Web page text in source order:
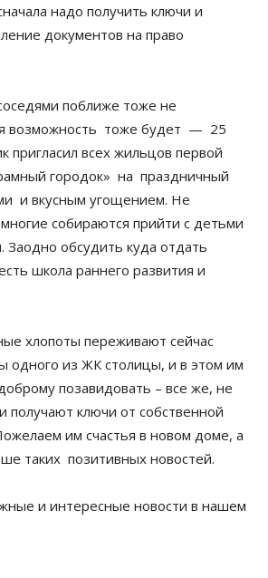
надо получить ключи и
документов на право
поближе тоже не
возможность тоже будет — 25
пригласил всех жильцов первой
городок» на праздничный
и вкусным угощением. Не
собираются прийти с детьми
Заодно обсудить куда отдать
школа раннего развития и
хлопоты переживают сейчас
одного из ЖК столицы, и в этом им
позавидовать – все же, не
ключи от собственной
им счастья в новом доме, а
таких позитивных новостей.
и интересные новости в нашем